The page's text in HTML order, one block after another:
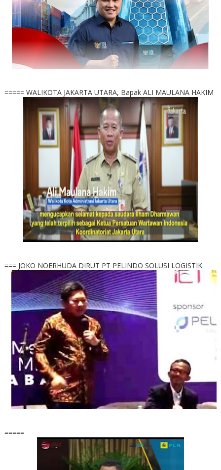
===== WALIKOTA JAKARTA UTARA, Bapak ALI MAULANA HAKIM
=== JOKO NOERHUDA DIRUT PT PELINDO SOLUSI LOGISTIK
=====